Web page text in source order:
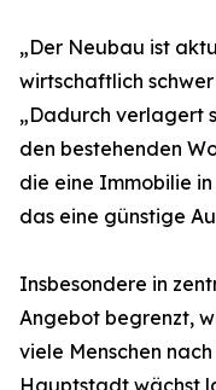
„Der Neubau ist
wirtschaftlich
„Dadurch verlagert
den bestehenden
die eine Immobilie
das eine günstige
Insbesondere in
Angebot begrenzt,
viele Menschen